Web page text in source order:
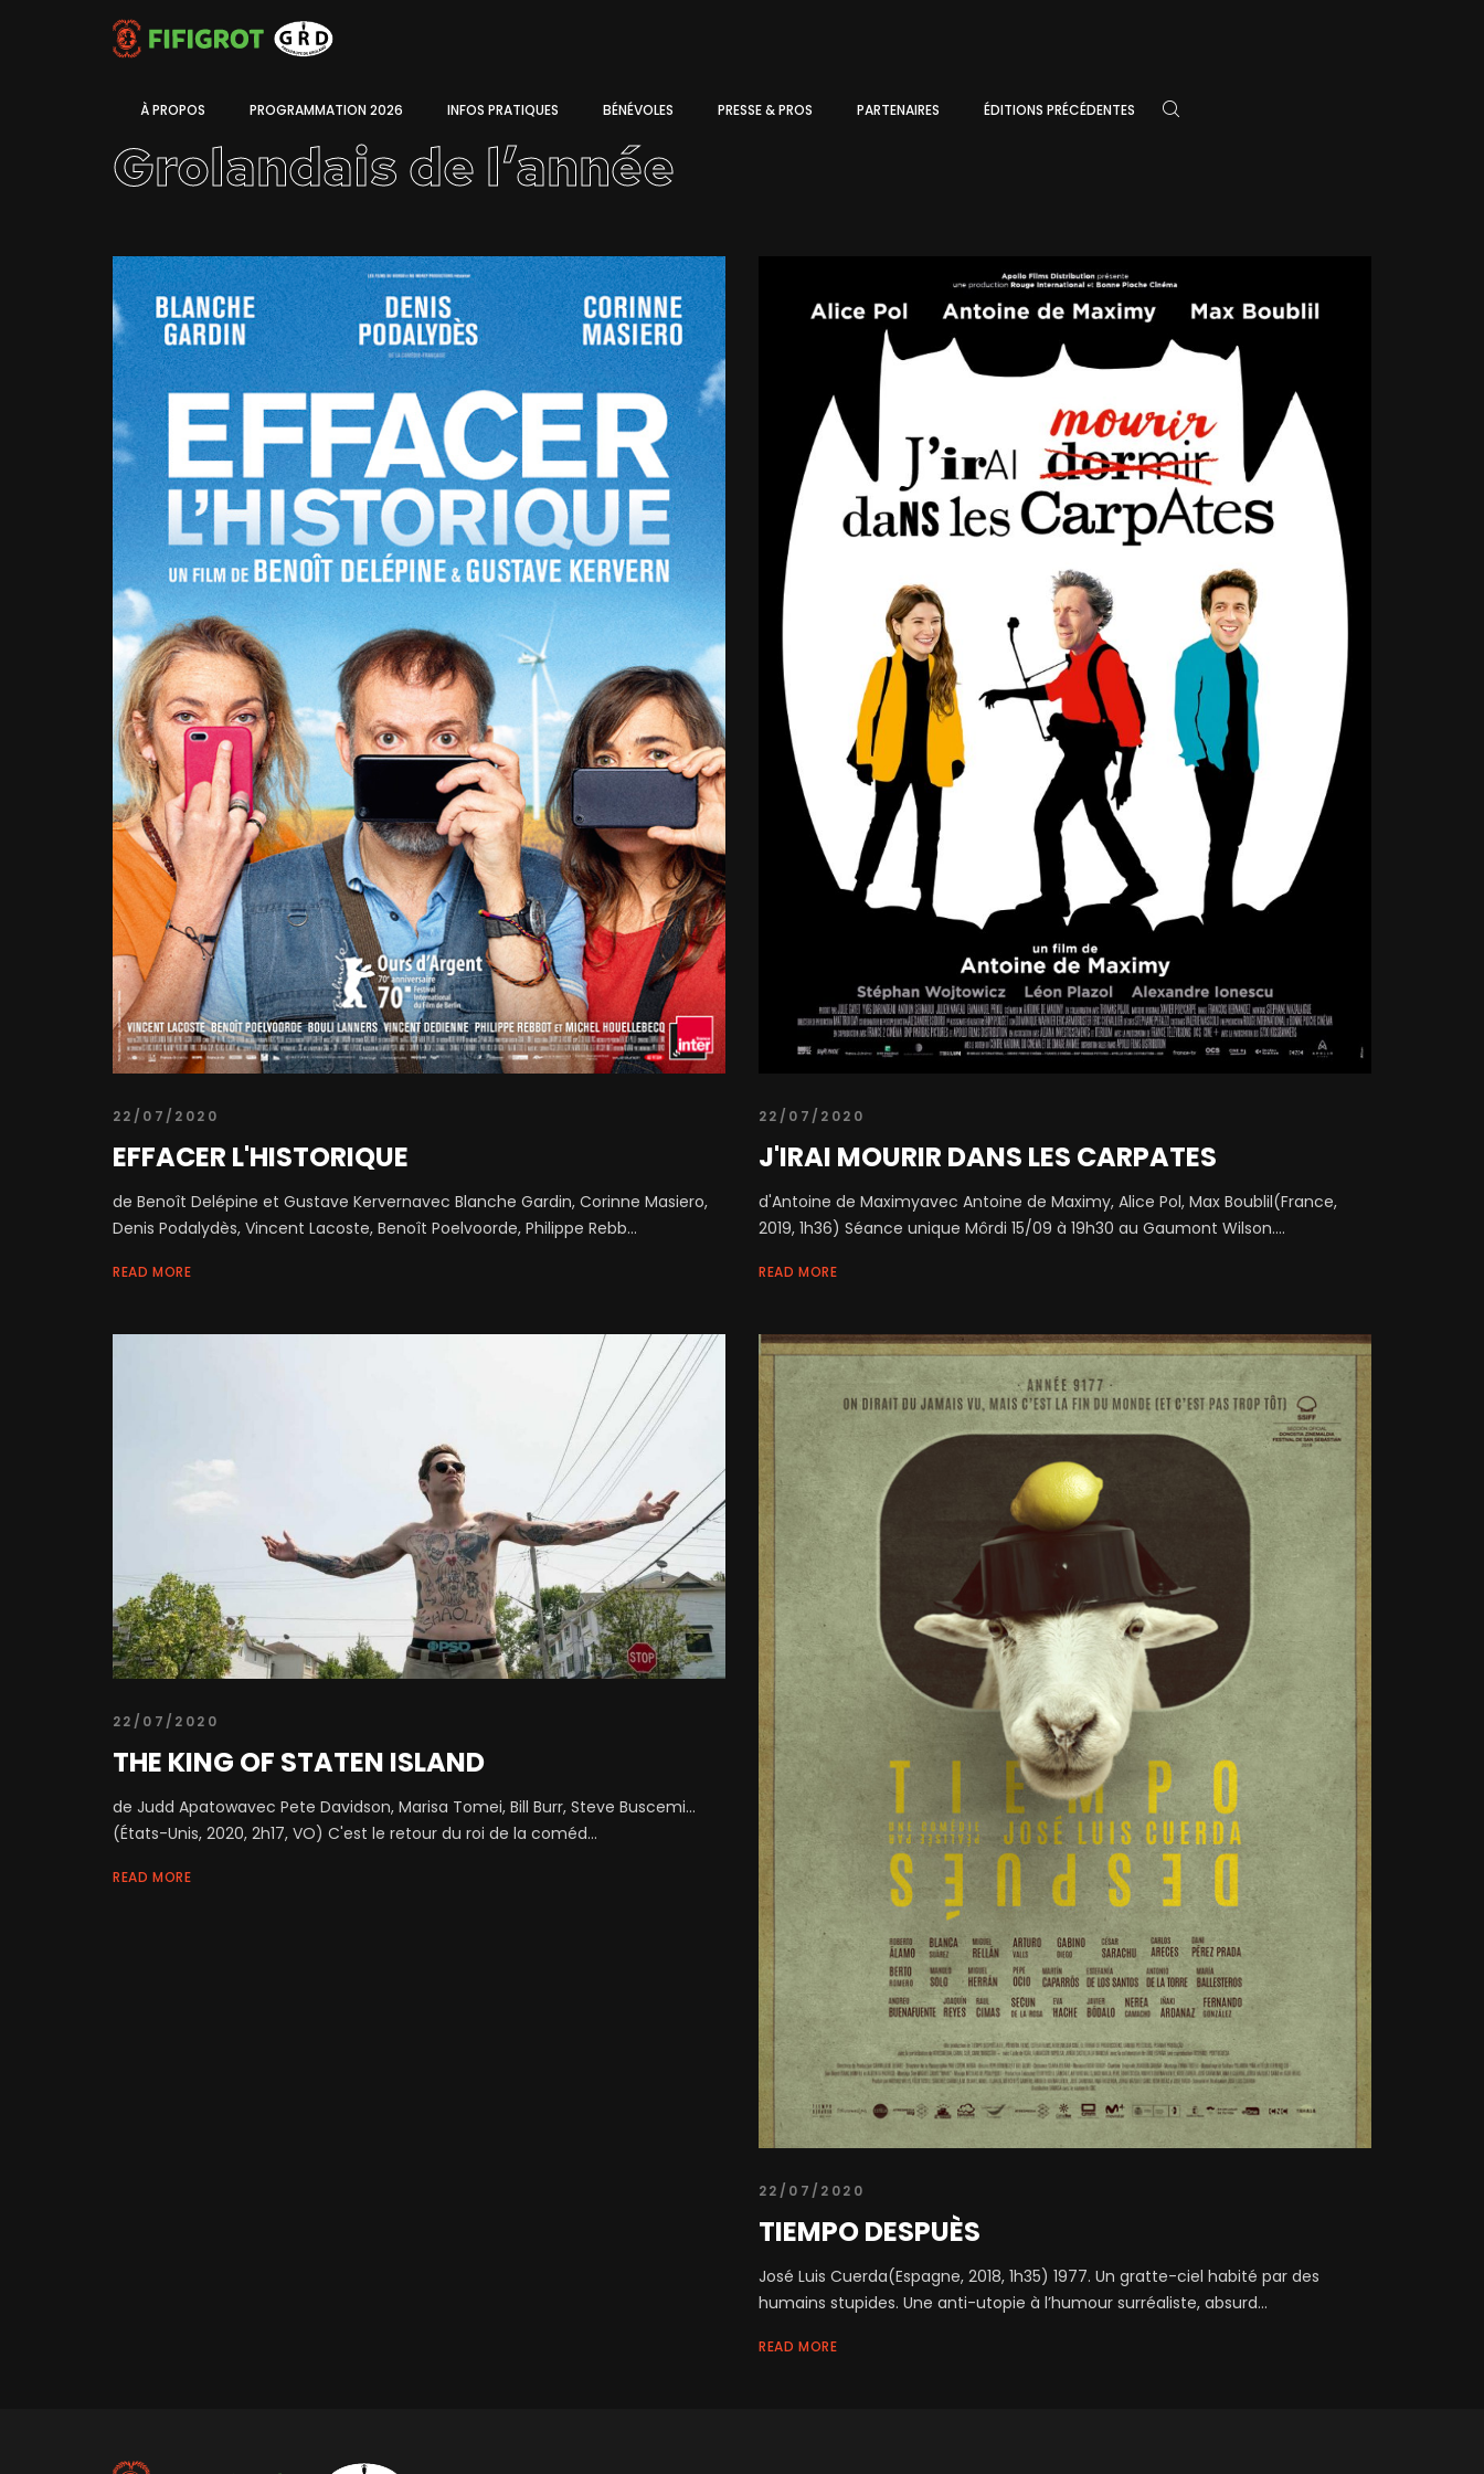
À PROPOS PROGRAMMATION 2026 INFOS PRATIQUES BÉNÉVOLES PRESSE & PROS PARTENAIRES ÉDITIONS PRÉCÉDENTES
Grolandais de l’année
22/07/2020
EFFACER L'HISTORIQUE
de Benoît Delépine et Gustave Kervernavec Blanche Gardin, Corinne Masiero,
Denis Podalydès, Vincent Lacoste, Benoît Poelvoorde, Philippe Rebb...
READ MORE
22/07/2020
J'IRAI MOURIR DANS LES CARPATES
d'Antoine de Maximyavec Antoine de Maximy, Alice Pol, Max Boublil(France,
2019, 1h36) Séance unique Môrdi 15/09 à 19h30 au Gaumont Wilson....
READ MORE
22/07/2020
THE KING OF STATEN ISLAND
de Judd Apatowavec Pete Davidson, Marisa Tomei, Bill Burr, Steve Buscemi...
(États-Unis, 2020, 2h17, VO) C'est le retour du roi de la coméd...
READ MORE
22/07/2020
TIEMPO DESPUÈS
José Luis Cuerda(Espagne, 2018, 1h35) 1977. Un gratte-ciel habité par des
humains stupides. Une anti-utopie à l’humour surréaliste, absurd...
READ MORE